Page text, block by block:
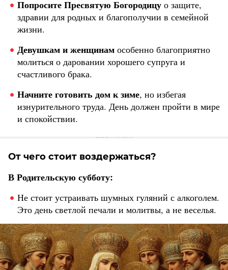
Попросите Пресвятую Богородицу о защите,
здравии для родных и благополучии в семейной
жизни.
Девушкам и женщинам особенно благоприятно
молиться о даровании хорошего супруга и
счастливого брака.
Начните готовить дом к зиме, но избегая
изнурительного труда. День должен пройти в мире
и спокойствии.
От чего стоит воздержаться?
В Родительскую субботу:
Не стоит устраивать шумных гуляний с алкоголем.
Это день светлой печали и молитвы, а не веселья.